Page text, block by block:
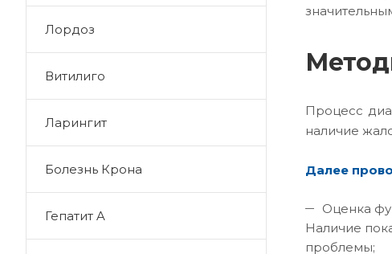
Процесс
наличие
Далее
Оценка
Наличие
проблемы;
Лордоз
Витилиго
Ларингит
Болезнь Крона
Гепатит A